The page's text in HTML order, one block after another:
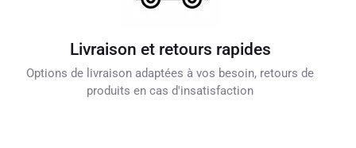
Livraison et retours rapides
Options de livraison adaptées à vos besoin, retours de
produits en cas d'insatisfaction